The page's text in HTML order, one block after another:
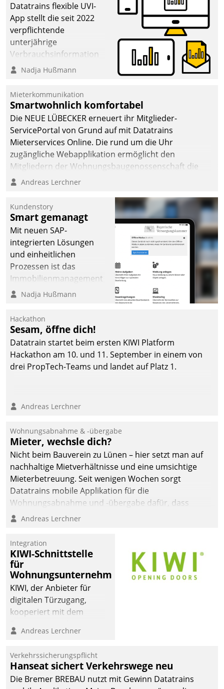
Datatrains flexible UVI-
App stellt die seit 2022
verpflichtende
unterjährige
Verbrauchsinformation
schnell, zuverlässig und
Die monatlichen
Mitteilungen zum
Heizungs- und
Wasserverbrauch gehen
automatisiert, vollständig
und auf Wunsch über
mehrere zuvor
Kommunikationswege bei
Nadja Hußmann
Mieterkommunikation
Smartwohnlich komfortabel
Die NEUE LÜBECKER erneuert ihr Mitglieder-
ServicePortal von Grund auf mit Datatrains
Mieterservices Online. Die rund um die Uhr
zugängliche Webapplikation ermöglicht den
Mitgliedern der Wohnungs­bau­genossenschaft die
Kontaktaufnahme per Smartphone, Tablet oder PC.
Andreas Lerchner
Kundenstory
Smart gemanagt
Mit neuen SAP-
integrierten Lösungen
und einheitlichen
Prozessen ist das
Immobilienmanagement
der Bayerischen
Ressort Kapitalanlage für
künftige Aufgaben und
Herausforderungen
gerüstet.
Nadja Hußmann
Hackathon
Sesam, öffne dich!
Datatrain startet beim ersten KIWI Platform
Hackathon am 10. und 11. September in einem von
drei PropTech-Teams und landet auf Platz 1.
Andreas Lerchner
Wohnungsabnahme & -übergabe
Mieter, wechsle dich?
Nicht beim Bauverein zu Lünen – hier setzt man auf
nachhaltige Mietverhältnisse und eine umsichtige
Mieterbetreuung. Seit wenigen Wochen sorgt
Datatrains mobile Applikation für die
Wohnungsabnahme und -übergabe dafür, dass
Mieter wohlgeordnet kommen und, so es sein muss,
Andreas Lerchner
Integration
KIWI-Schnittstelle
für
Wohnungsunternehmen
KIWI, der Anbieter für
digitalen Türzugang,
kooperiert mit dem
Softwareentwicklungshaus
Andreas Lerchner
Verkehrssicherungspflicht
Hanseat sichert Verkehrswege neu
Die Bremer BREBAU nutzt mit Gewinn Datatrains